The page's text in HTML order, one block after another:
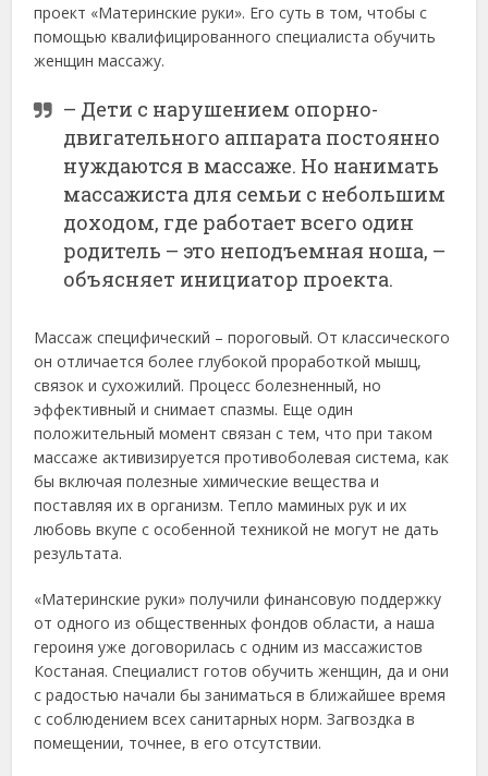
проект «Материнские руки». Его суть в том, чтобы с
помощью квалифицированного специалиста обучить
женщин массажу.
– Дети с нарушением опорно-
двигательного аппарата постоянно
нуждаются в массаже. Но нанимать
массажиста для семьи с небольшим
доходом, где работает всего один
родитель – это неподъемная ноша, –
объясняет инициатор проекта.
Массаж специфический – пороговый. От классического
он отличается более глубокой проработкой мышц,
связок и сухожилий. Процесс болезненный, но
эффективный и снимает спазмы. Еще один
положительный момент связан с тем, что при таком
массаже активизируется противоболевая система, как
бы включая полезные химические вещества и
поставляя их в организм. Тепло маминых рук и их
любовь вкупе с особенной техникой не могут не дать
результата.
«Материнские руки» получили финансовую поддержку
от одного из общественных фондов области, а наша
героиня уже договорилась с одним из массажистов
Костаная. Специалист готов обучить женщин, да и они
с радостью начали бы заниматься в ближайшее время
с соблюдением всех санитарных норм. Загвоздка в
помещении, точнее, в его отсутствии.